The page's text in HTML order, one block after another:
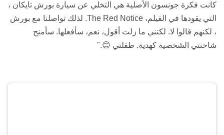
كانت فكرة جونسون الأصلية هي التخلي عن سيارة بورش تايكان ،
التي يقودها في الفيلم، The Red Notice. لذلك تواصلنا مع بورش
، لكنهم قالوا لا. لكنني ما زلت أقول، نعم، سأفعلها. سأمنح
شاحنتي الشخصية كهدية. طفلتي 😊
".